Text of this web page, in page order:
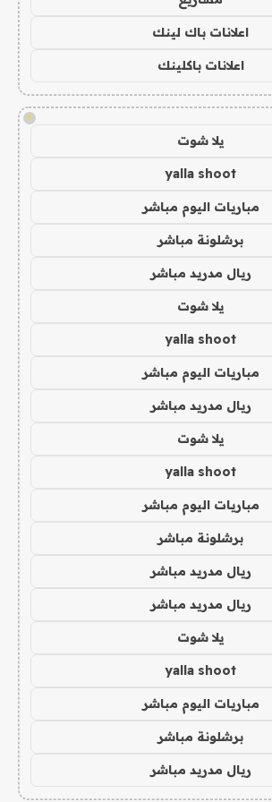
اعلانات باك لينك
اعلانات باكلينك
!
يلا شوت
yalla shoot
مباريات اليوم مباشر
برشلونة مباشر
ريال مدريد مباشر
يلا شوت
yalla shoot
مباريات اليوم مباشر
ريال مدريد مباشر
يلا شوت
yalla shoot
مباريات اليوم مباشر
برشلونة مباشر
ريال مدريد مباشر
ريال مدريد مباشر
يلا شوت
yalla shoot
مباريات اليوم مباشر
برشلونة مباشر
ريال مدريد مباشر